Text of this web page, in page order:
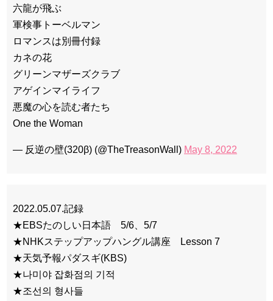
六龍が飛ぶ
軍検事トーベルマン
ロマンスは別冊付録
カネの花
グリーンマザーズクラブ
アゲインマイライフ
悪魔の心を読む者たち
One the Woman
— 反逆の壁(320β) (@TheTreasonWall) May 8, 2022
2022.05.07.記録
★EBSたのしい日本語 5/6、5/7
★NHKステップアップハングル講座 Lesson 7
★天気予報パダスギ(KBS)
★나미야 잡화점의 기적
★조선의 형사들